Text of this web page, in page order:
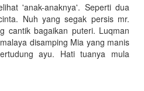
'anak-anaknya'. Seperti dua
Nuh yang segak persis mr.
cantik bagaikan puteri. Luqman
disamping Mia yang manis
ayu. Hati tuanya mula